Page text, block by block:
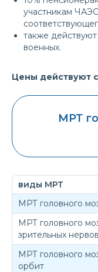
участникам
также
военных.
Цены действуют с
МРТ
виды МРТ
МРТ головного
МРТ головного
зрительных нервов
МРТ головного
орбит